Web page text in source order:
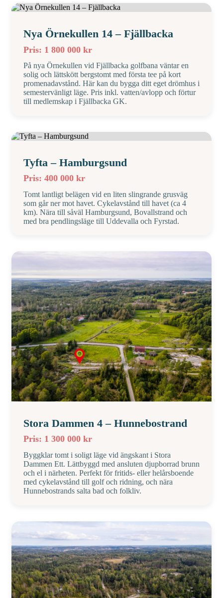
Nya Örnekullen 14 – Fjällbacka
Pris: 1 800 000 kr
På nya Örnekullen vid Fjällbacka golfbana väntar en
solig och lättskött bergstomt med första tee på kort
promenadavstånd. Här kan du bygga ditt eget drömhus i
semestervänligt läge. Pris inkl. vatten/avlopp och förtur
till medlemskap i Fjällbacka GK.
Tyfta – Hamburgsund
Pris: 400 000 kr
Tomt lantligt belägen vid en liten slingrande grusväg
som går ner mot havet. Cykelavstånd till havet (ca 4
km). Nära till såväl Hamburgsund, Bovallstrand och
med bra pendlingsläge till Uddevalla och Fyrstad.
Stora Dammen 4 – Hunnebostrand
Pris: 1 300 000 kr
Byggklar tomt i soligt läge vid ängskant i Stora
Dammen Ett. Lättbyggd med ansluten djupborrad brunn
och el i närheten. Perfekt för fritids- eller helårsboende
med cykelavstånd till golf och ridning, och nära
Hunnebostrands salta bad och folkliv.